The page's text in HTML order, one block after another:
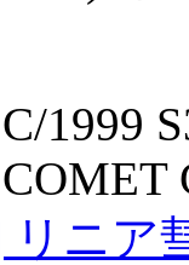
1999
ニア